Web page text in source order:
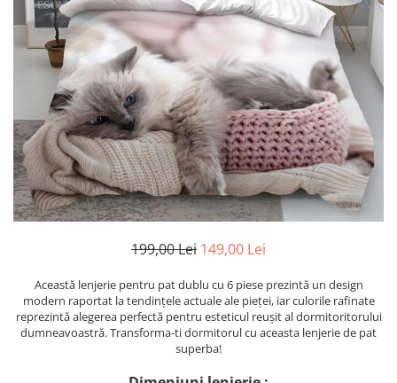
Cearceaf cu elastic
Cearceaf normal
Lenjerii De Pat Creponate
Lenjerii De Pat Bumbac Poplin 2
Persoane
Lenjerii De Pat Bumbac Poplin,
Matlasate, 2 Persoane
Lenjerii De Pat Bumbac Satinat 2
Persoane
Lenjerii De Pat Volanase
Lenjerii De Pat, Finet Premium 3D,
Lenjerii De Pat Jacquard
Lenjerii De Pat Catifea
Set Lenjerie De Pat Blana
199,00 Lei 149,00 Lei
Această lenjerie pentru pat dublu cu 6 piese prezintă un design
modern raportat la tendințele actuale ale pieței, iar culorile rafinate
reprezintă alegerea perfectă pentru esteticul reușit al dormitoritorului
dumneavoastră. Transforma-ti dormitorul cu aceasta lenjerie de pat
superba!